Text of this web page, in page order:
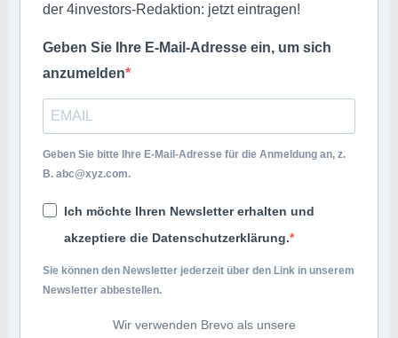
der 4investors-Redaktion: jetzt eintragen!
Geben Sie Ihre E-Mail-Adresse ein, um sich
anzumelden
Geben Sie bitte Ihre E-Mail-Adresse für die Anmeldung an, z.
B. abc@xyz.com.
Ich möchte Ihren Newsletter erhalten und
akzeptiere die Datenschutzerklärung.
Sie können den Newsletter jederzeit über den Link in unserem
Newsletter abbestellen.
Wir verwenden Brevo als unsere